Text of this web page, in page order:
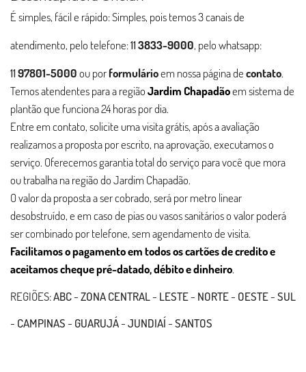
É simples, fácil e rápido: Simples, pois temos 3 canais de
atendimento, pelo telefone:113833-9000, pelo whatsapp:
1197801-5000ou porformulárioem nossa página decontato.
Temos atendentes para a regiãoJardim Chapadãoem sistema de
plantão que funciona 24 horas por dia.
Entre em contato, solicite uma visita grátis, após a avaliação
realizamos a proposta por escrito, na aprovação, executamos o
serviço. Oferecemos garantia total do serviço para você que mora
ou trabalha na região do Jardim Chapadão.
O valor da proposta a ser cobrado, será por metro linear
desobstruído, e em caso de pias ou vasos sanitários o valor poderá
ser combinado por telefone, sem agendamento de visita.
Facilitamos o pagamento em todos os cartões de credito e
aceitamos cheque pré-datado, débito e dinheiro.
REGIÕES:ABC-ZONA CENTRAL- LESTE- NORTE- OESTE-SUL
- CAMPINAS- GUARUJÁ-JUNDIAÍ-SANTOS